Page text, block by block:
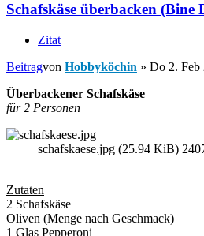
Schafskäse überbacken (Bine
Zitat
Beitragvon Hobbyköchin » Do 2. Feb
Überbackener Schafskäse
für 2 Personen
schafskaese.jpg (25.94 KiB)
Zutaten
2 Schafskäse
Oliven (Menge nach Geschmack)
1 Glas Pepperoni